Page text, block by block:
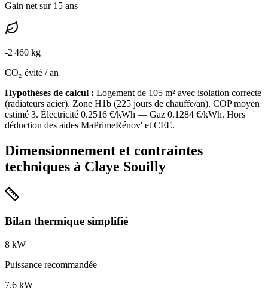
Gain net sur 15 ans
-2 460 kg
CO₂ évité / an
Hypothèses de calcul : Logement de 105 m² avec isolation correcte
(radiateurs acier). Zone H1b (225 jours de chauffe/an). COP moyen
estimé 3. Électricité 0.2516 €/kWh — Gaz 0.1284 €/kWh. Hors
déduction des aides MaPrimeRénov' et CEE.
Dimensionnement et contraintes
techniques à Claye Souilly
Bilan thermique simplifié
8 kW
Puissance recommandée
7.6 kW